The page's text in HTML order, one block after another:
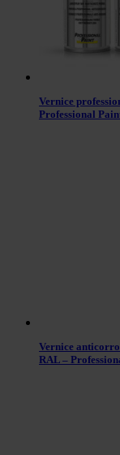
Vernice
Professional
Vernice
RAL –